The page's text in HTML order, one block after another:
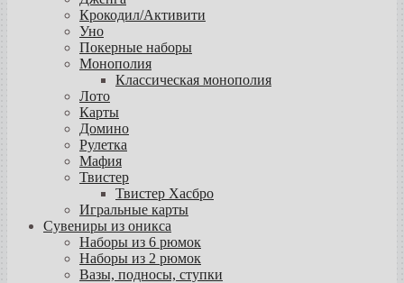
Крокодил/Активити
Уно
Покерные наборы
Монополия
Классическая монополия
Лото
Карты
Домино
Рулетка
Мафия
Твистер
Твистер Хасбро
Игральные карты
Сувениры из оникса
Наборы из 6 рюмок
Наборы из 2 рюмок
Вазы, подносы, ступки